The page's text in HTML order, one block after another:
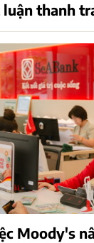
thanh
Moody's